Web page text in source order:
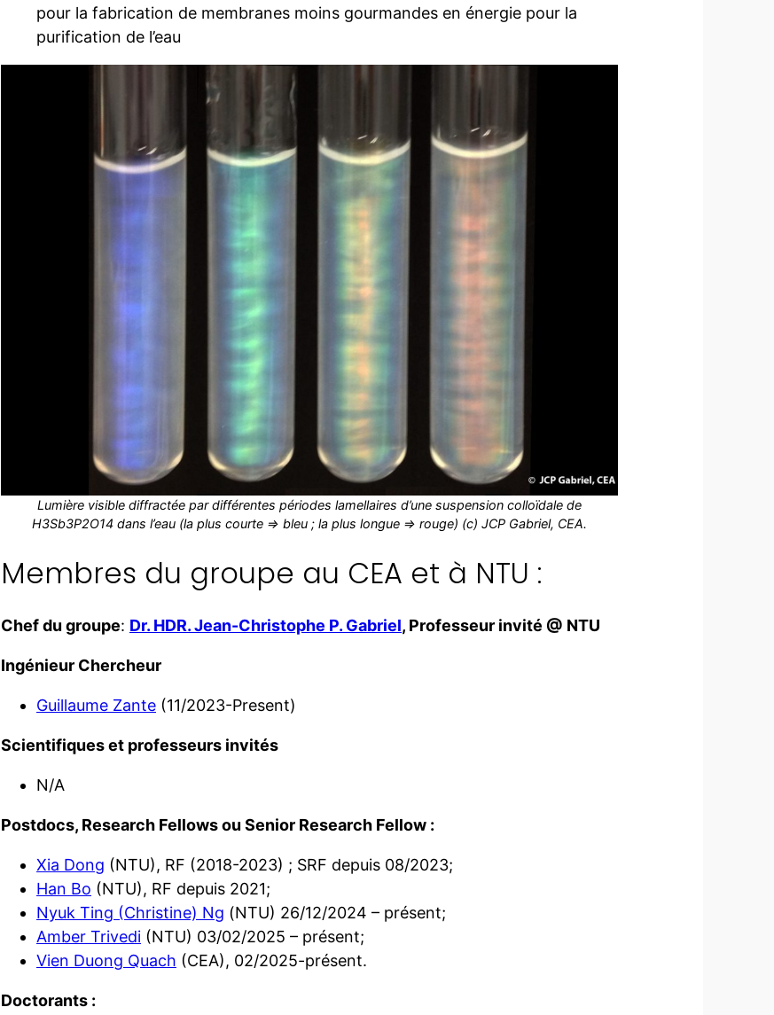
pour la fabrication de membranes moins gourmandes en énergie pour la
purification de l’eau
Lumière visible diffractée par différentes périodes lamellaires d’une suspension colloïdale de
H3Sb3P2O14 dans l’eau (la plus courte => bleu ; la plus longue => rouge) (c) JCP Gabriel, CEA.
Membres du groupe au CEA et à NTU :
Chef du groupe: Dr. HDR. Jean-Christophe P. Gabriel, Professeur invité @ NTU
Ingénieur Chercheur
Guillaume Zante (11/2023-Present)
Scientifiques et professeurs invités
N/A
Postdocs, Research Fellows ou Senior Research Fellow :
Xia Dong (NTU), RF (2018-2023) ; SRF depuis 08/2023;
Han Bo (NTU), RF depuis 2021;
Nyuk Ting (Christine) Ng (NTU) 26/12/2024 – présent;
Amber Trivedi (NTU) 03/02/2025 – présent;
Vien Duong Quach (CEA), 02/2025-présent.
Doctorants :